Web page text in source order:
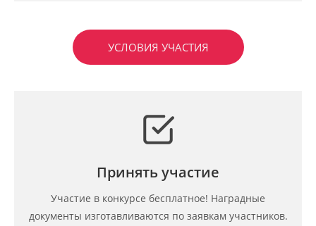
УСЛОВИЯ УЧАСТИЯ
Принять участие
Участие в конкурсе бесплатное! Наградные
документы изготавливаются по заявкам участников.